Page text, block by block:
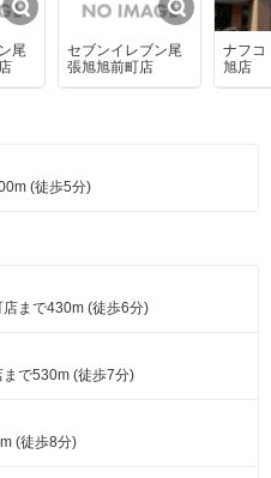
尾
セブンイレブン尾
張旭旭前町店
ナフコ
旭店
(徒歩5分)
まで430m (徒歩6分)
で530m (徒歩7分)
(徒歩8分)